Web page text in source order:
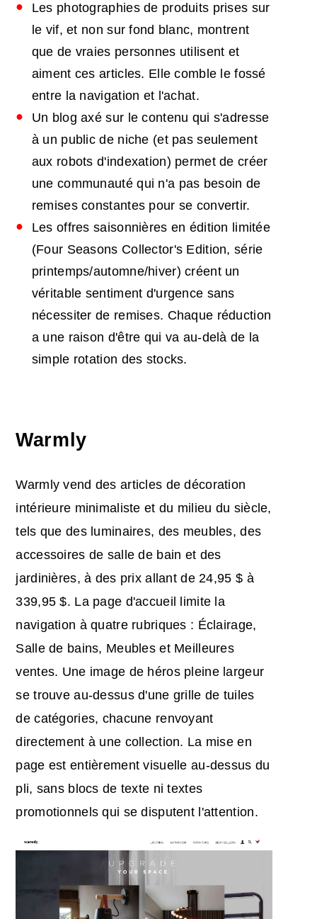
Les photographies de produits prises sur
le vif, et non sur fond blanc, montrent
que de vraies personnes utilisent et
aiment ces articles. Elle comble le fossé
entre la navigation et l'achat.
Un blog axé sur le contenu qui s'adresse
à un public de niche (et pas seulement
aux robots d'indexation) permet de créer
une communauté qui n'a pas besoin de
remises constantes pour se convertir.
Les offres saisonnières en édition limitée
(Four Seasons Collector's Edition, série
printemps/automne/hiver) créent un
véritable sentiment d'urgence sans
nécessiter de remises. Chaque réduction
a une raison d'être qui va au-delà de la
simple rotation des stocks.
Warmly
Warmly vend des articles de décoration
intérieure minimaliste et du milieu du siècle,
tels que des luminaires, des meubles, des
accessoires de salle de bain et des
jardinières, à des prix allant de 24,95 $ à
339,95 $. La page d'accueil limite la
navigation à quatre rubriques : Éclairage,
Salle de bains, Meubles et Meilleures
ventes. Une image de héros pleine largeur
se trouve au-dessus d'une grille de tuiles
de catégories, chacune renvoyant
directement à une collection. La mise en
page est entièrement visuelle au-dessus du
pli, sans blocs de texte ni textes
promotionnels qui se disputent l'attention.